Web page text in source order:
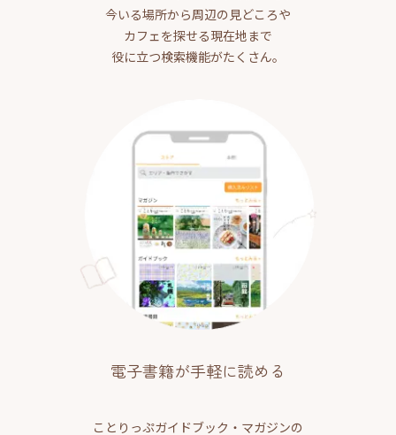
今いる場所から周辺の見どころや
カフェを探せる現在地まで
役に立つ検索機能がたくさん。
電子書籍が手軽に読める
ことりっぷガイドブック・マガジンの